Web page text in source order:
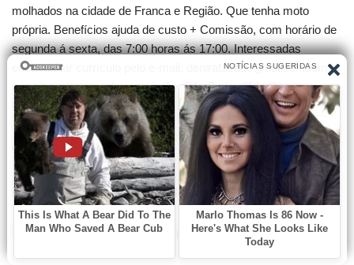
molhados na cidade de Franca e Região. Que tenha moto
própria. Benefícios ajuda de custo + Comissão, com horário de
segunda á sexta, das 7:00 horas ás 17:00. Interessadas
encaminhar currículo pelo e-mail: deniratacado@outlook.com
ou entregar pessoalmente na Av. São Pedro 851- City
Petrópolis.
Compartilhe: